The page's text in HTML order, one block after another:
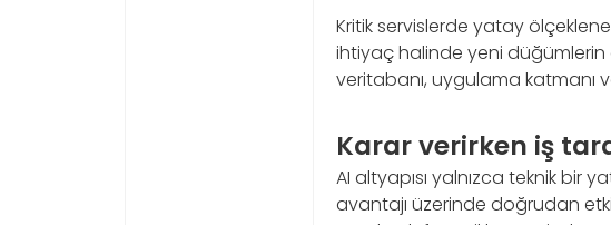
Kritik servislerde yatay
ihtiyaç halinde yeni düğümlerin
veritabanı, uygulama katmanı
Karar verirken iş
AI altyapısı yalnızca teknik bir
avantajı üzerinde doğrudan